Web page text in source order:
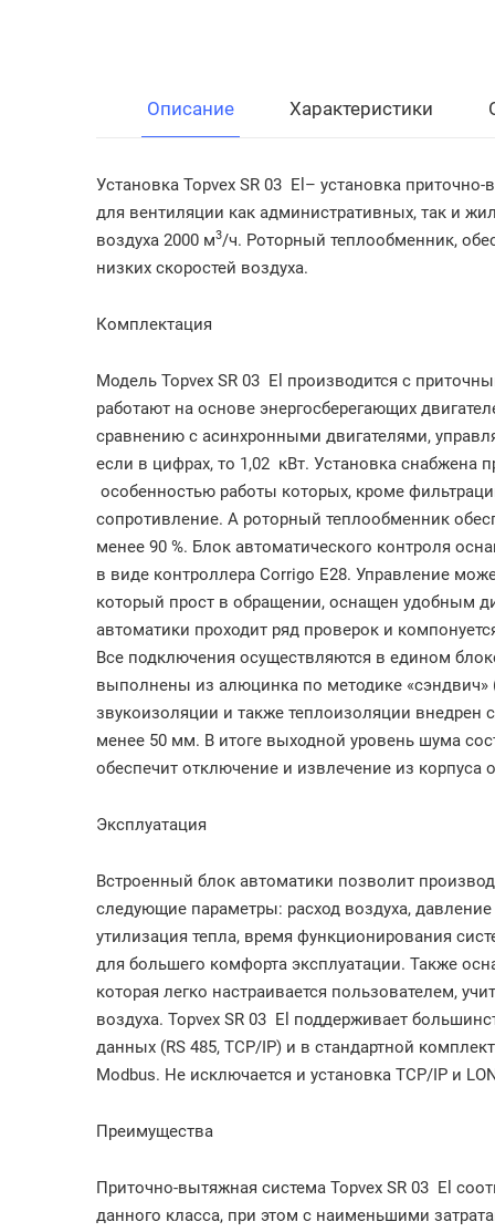
Описание Характеристики
Установка Topvex SR 03 El – установка
для вентиляции как административных, так и
воздуха 2000 м3/ч. Роторный теплообменник,
низких скоростей воздуха.
Комплектация
Модель Topvex SR 03 El производится с
работают на основе энергосберегающих
сравнению с асинхронными двигателями,
если в цифрах, то 1,02 кВт. Установка снабжена
особенностью работы которых, кроме
сопротивление. А роторный теплообменник
менее 90 %. Блок автоматического контроля
в виде контроллера Corrigo E28. Управление
который прост в обращении, оснащен удобным
автоматики проходит ряд проверок и
Все подключения осуществляются в едином
выполнены из алюцинка по методике
звукоизоляции и также теплоизоляции
менее 50 мм. В итоге выходной уровень шума
обеспечит отключение и извлечение из корпуса
Эксплуатация
Встроенный блок автоматики позволит
следующие параметры: расход воздуха, давление
утилизация тепла, время функционирования
для большего комфорта эксплуатации. Также
которая легко настраивается пользователем,
воздуха. Topvex SR 03 El поддерживает
данных (RS 485, TCP/IP) и в стандартной
Modbus. Не исключается и установка TCP/IP и
Преимущества
Приточно-вытяжная система Topvex SR 03 El
данного класса, при этом с наименьшими